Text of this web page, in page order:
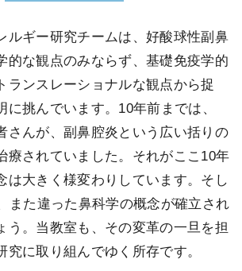
ルギー研究チームは、好酸球性副鼻
的な観点のみならず、基礎免疫学的
ランスレーショナルな観点から捉
に挑んでいます。10年前までは、
さんが、副鼻腔炎という広い括りの
療されていました。それがここ10年
は大きく様変わりしています。そし
また違った鼻科学の概念が確立され
う。当教室も、その変革の一旦を担
究に取り組んでゆく所存です。